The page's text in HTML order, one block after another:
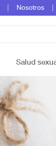
Nosotros
Salud